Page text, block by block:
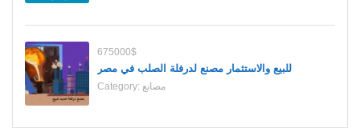
675000$
للبيع والاستثمار مصنع لدرفلة الصلب في مصر
Category: مصانع